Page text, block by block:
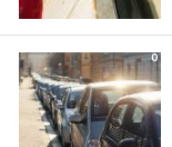
0